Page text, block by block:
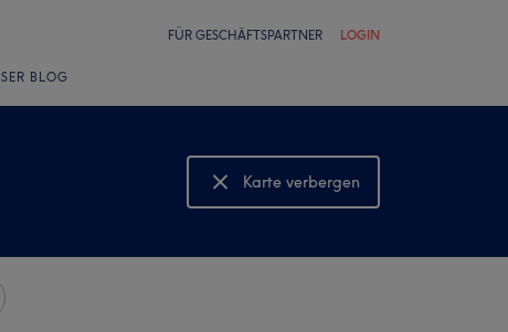
FÜR GESCHÄFTSPARTNER LOGIN
BLOG
Karte verbergen
Karte anzeigen